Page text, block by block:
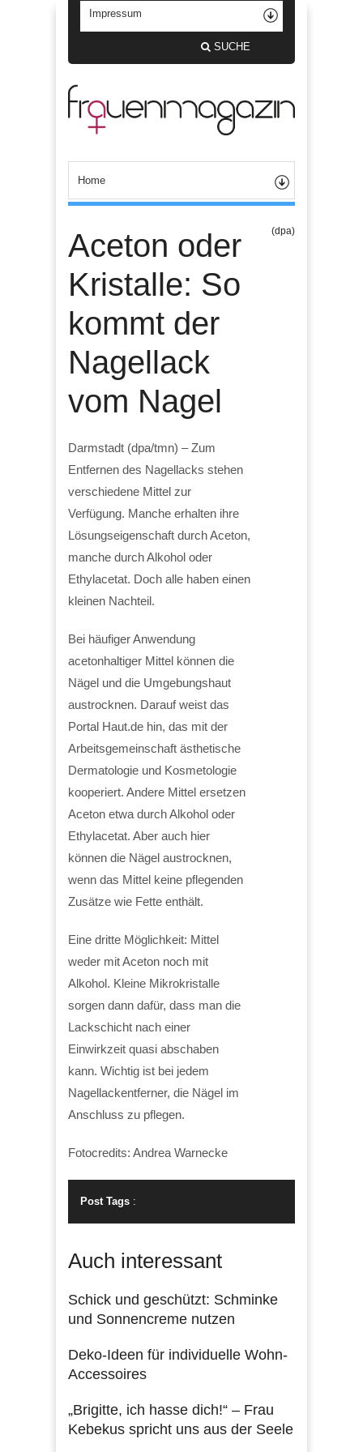
SUCHE
Aceton oder
Kristalle: So
kommt der
Nagellack
vom Nagel
(dpa)
Darmstadt (dpa/tmn) – Zum
Entfernen des Nagellacks stehen
verschiedene Mittel zur
Verfügung. Manche erhalten ihre
Lösungseigenschaft durch Aceton,
manche durch Alkohol oder
Ethylacetat. Doch alle haben einen
kleinen Nachteil.
Bei häufiger Anwendung
acetonhaltiger Mittel können die
Nägel und die Umgebungshaut
austrocknen. Darauf weist das
Portal Haut.de hin, das mit der
Arbeitsgemeinschaft ästhetische
Dermatologie und Kosmetologie
kooperiert. Andere Mittel ersetzen
Aceton etwa durch Alkohol oder
Ethylacetat. Aber auch hier
können die Nägel austrocknen,
wenn das Mittel keine pflegenden
Zusätze wie Fette enthält.
Eine dritte Möglichkeit: Mittel
weder mit Aceton noch mit
Alkohol. Kleine Mikrokristalle
sorgen dann dafür, dass man die
Lackschicht nach einer
Einwirkzeit quasi abschaben
kann. Wichtig ist bei jedem
Nagellackentferner, die Nägel im
Anschluss zu pflegen.
Fotocredits: Andrea Warnecke
Post Tags :
Auch interessant
Schick und geschützt: Schminke
und Sonnencreme nutzen
Deko-Ideen für individuelle Wohn-
Accessoires
„Brigitte, ich hasse dich!“ – Frau
Kebekus spricht uns aus der Seele